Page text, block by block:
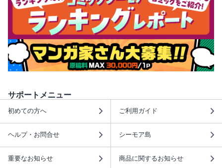
サポートメニュー
初めての方へ ご利用ガイド
ヘルプ・お問合せ シーモア島
重要なお知らせ 商品に関するお知らせ